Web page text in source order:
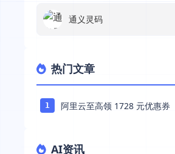
通义灵码
热门文章
1 阿里云至高领 1728 元优惠券
AI资讯